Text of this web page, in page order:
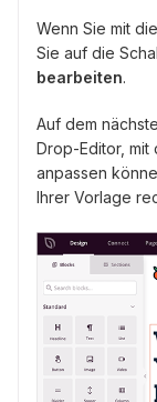
Wenn Sie mit
Sie auf die
bearbeiten.
Auf dem
Drop-Editor, mit
anpassen
Ihrer Vorlage